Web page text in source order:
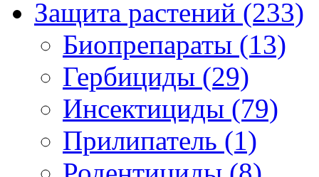
Защита растений (233)
Биопрепараты (13)
Гербициды (29)
Инсектициды (79)
Прилипатель (1)